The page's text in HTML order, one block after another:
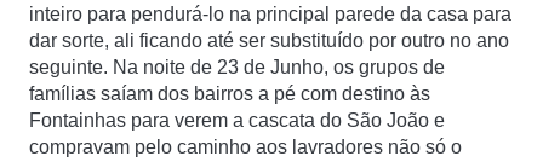
inteiro para pendurá-lo na principal parede da casa para
dar sorte, ali ficando até ser substituído por outro no ano
seguinte. Na noite de 23 de Junho, os grupos de
famílias saíam dos bairros a pé com destino às
Fontainhas para verem a cascata do São João e
compravam pelo caminho aos lavradores não só o